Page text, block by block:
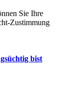
Sie Ihre
Zustimmung
bist